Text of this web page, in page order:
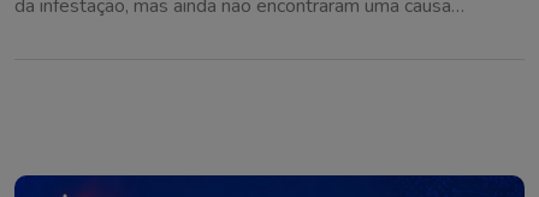
da infestação, mas ainda não encontraram uma causa